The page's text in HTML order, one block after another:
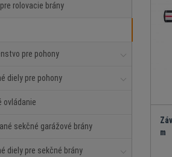
rolovacie brány
pre pohony
diely pre pohony
ovládanie
sekčné garážové brány
diely pre sekčné brány
m